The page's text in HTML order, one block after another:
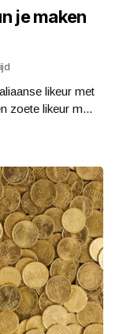
je maken
likeur met
zoete likeur m...